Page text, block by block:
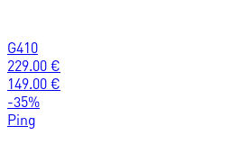
G410
229.00 €
149.00 €
-35%
Ping